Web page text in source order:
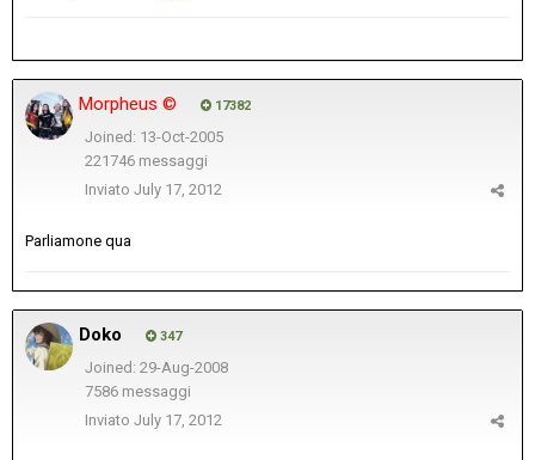
Morpheus © 17382
Joined: 13-Oct-2005
221746 messaggi
Inviato July 17, 2012
Parliamone qua
Doko 347
Joined: 29-Aug-2008
7586 messaggi
Inviato July 17, 2012